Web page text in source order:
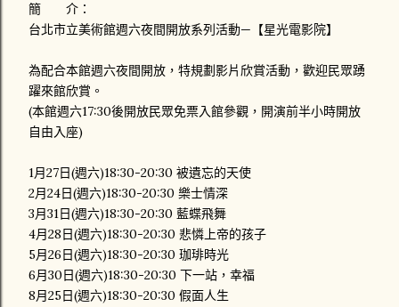
簡 介：
台北市立美術館週六夜間開放系列活動—【星光電影院】
為配合本館週六夜間開放，特規劃影片欣賞活動，歡迎民眾踴
躍來館欣賞。
(本館週六17:30後開放民眾免票入館參觀，開演前半小時開放
自由入座)
1月27日(週六)18:30-20:30 被遺忘的天使
2月24日(週六)18:30-20:30 樂士情深
3月31日(週六)18:30-20:30 藍蝶飛舞
4月28日(週六)18:30-20:30 悲憐上帝的孩子
5月26日(週六)18:30-20:30 珈琲時光
6月30日(週六)18:30-20:30 下一站，幸福
8月25日(週六)18:30-20:30 假面人生